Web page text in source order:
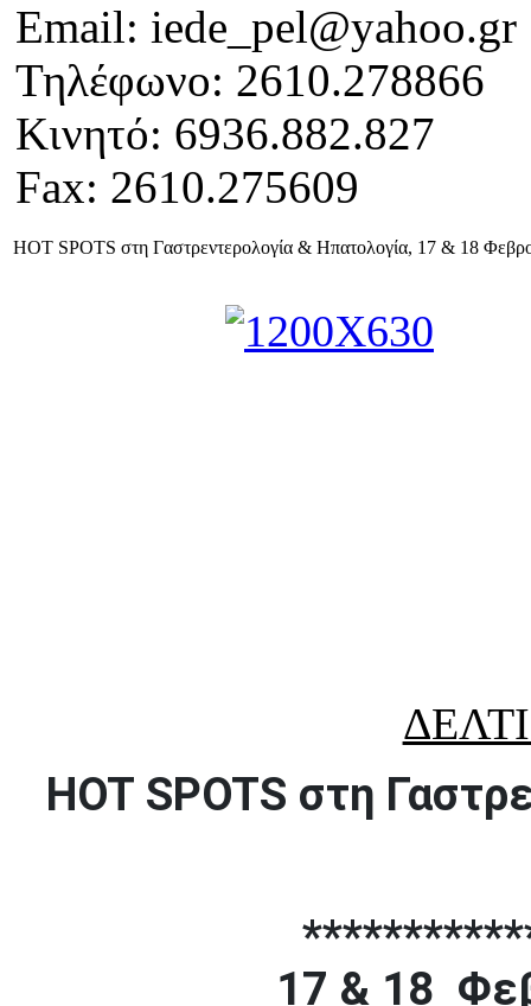
Email: iede_pel@yahoo.gr
Τηλέφωνο: 2610.278866
Κινητό: 6936.882.827
Fax: 2610.275609
HOT SPOTS στη Γαστρεντερολογία & Ηπατολογία, 17 & 18
HOT SPOTS στη
17 & 18